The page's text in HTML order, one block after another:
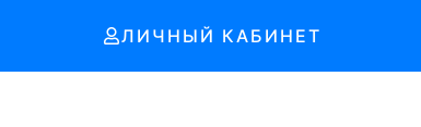
ЛИЧНЫЙ КАБИНЕТ